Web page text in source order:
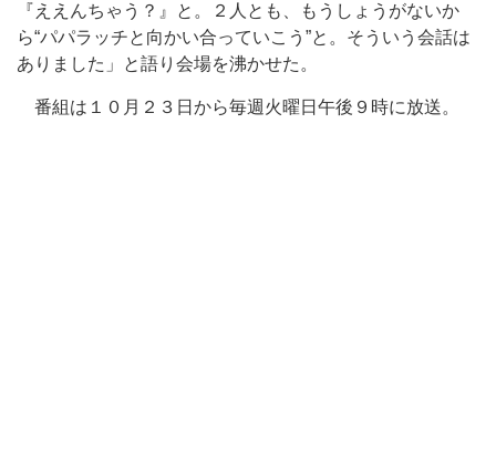
『ええんちゃう？』と。２人とも、もうしょうがないか
ら“パパラッチと向かい合っていこう”と。そういう会話は
ありました」と語り会場を沸かせた。
番組は１０月２３日から毎週火曜日午後９時に放送。